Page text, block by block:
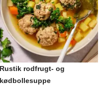
Rustik rodfrugt- og
kødbollesuppe